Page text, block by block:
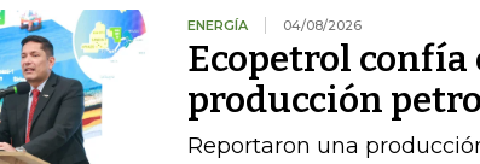
ENERGÍA 04/08/2026
Ecopetrol
producción
Reportaron una